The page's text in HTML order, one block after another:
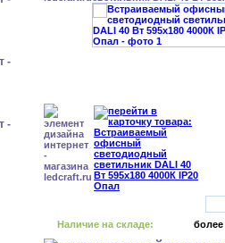
Наличие на складе: более